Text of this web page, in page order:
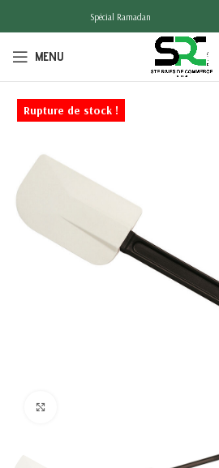
Spécial Ramadan
MENU
Rupture de stock !